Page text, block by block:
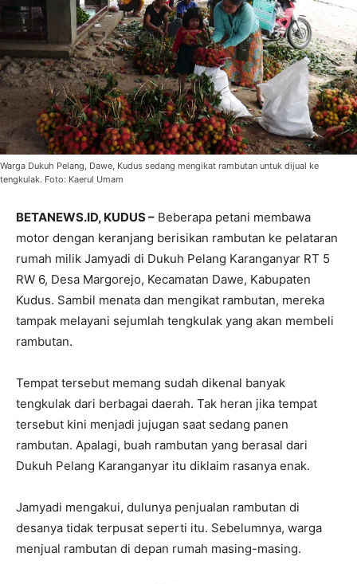
Warga Dukuh Pelang, Dawe, Kudus sedang mengikat rambutan untuk dijual ke
tengkulak. Foto: Kaerul Umam
BETANEWS.ID, KUDUS – Beberapa petani membawa
motor dengan keranjang berisikan rambutan ke pelataran
rumah milik Jamyadi di Dukuh Pelang Karanganyar RT 5
RW 6, Desa Margorejo, Kecamatan Dawe, Kabupaten
Kudus. Sambil menata dan mengikat rambutan, mereka
tampak melayani sejumlah tengkulak yang akan membeli
rambutan.
Tempat tersebut memang sudah dikenal banyak
tengkulak dari berbagai daerah. Tak heran jika tempat
tersebut kini menjadi jujugan saat sedang panen
rambutan. Apalagi, buah rambutan yang berasal dari
Dukuh Pelang Karanganyar itu diklaim rasanya enak.
Jamyadi mengakui, dulunya penjualan rambutan di
desanya tidak terpusat seperti itu. Sebelumnya, warga
menjual rambutan di depan rumah masing-masing.